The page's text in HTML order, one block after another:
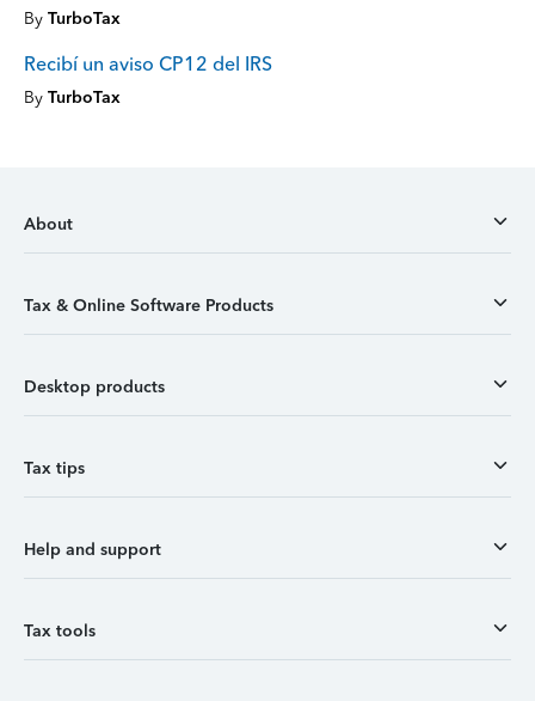
By TurboTax
Recibí un aviso CP12 del IRS
By TurboTax
About
Tax & Online Software Products
Desktop products
Tax tips
Help and support
Tax tools